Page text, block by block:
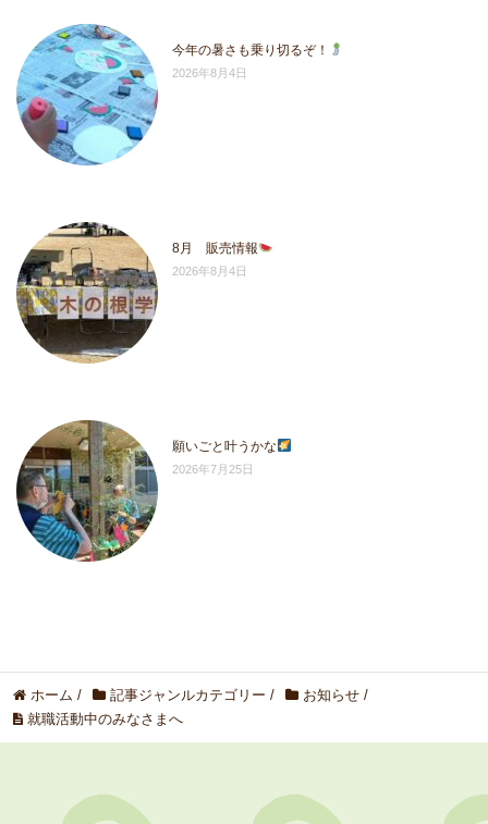
今年の暑さも乗り切るぞ！
2026年8月4日
8月 販売情報
2026年8月4日
願いごと叶うかな
2026年7月25日
ホーム / 記事ジャンルカテゴリー / お知らせ /
就職活動中のみなさまへ